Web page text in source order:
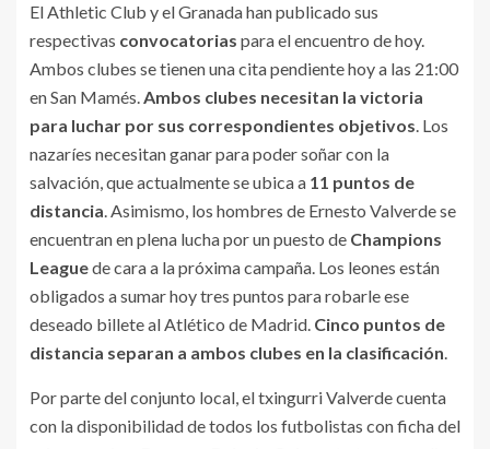
El Athletic Club y el Granada han publicado sus
respectivas convocatorias para el encuentro de hoy.
Ambos clubes se tienen una cita pendiente hoy a las 21:00
en San Mamés.Ambos clubes necesitan la victoria
para luchar por sus correspondientes objetivos. Los
nazaríes necesitan ganar para poder soñar con la
salvación, que actualmente se ubica a 11 puntos de
distancia. Asimismo, los hombres de Ernesto Valverde se
encuentran en plena lucha por un puesto de Champions
Leaguede cara a la próxima campaña. Los leones están
obligados a sumar hoy tres puntos para robarle ese
deseado billete al Atlético de Madrid. Cinco puntos de
distancia separan a ambos clubes en la clasificación.
Por parte del conjunto local, el txingurri Valverde cuenta
con la disponibilidad de todos los futbolistas con ficha del